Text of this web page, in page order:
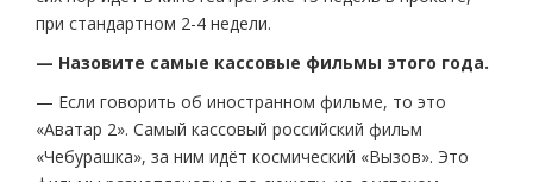
при стандартном 2-4 недели.
— Назовите самые кассовые фильмы этого года.
— Если говорить об иностранном фильме, то это
«Аватар 2». Самый кассовый российский фильм
«Чебурашка», за ним идёт космический «Вызов». Это